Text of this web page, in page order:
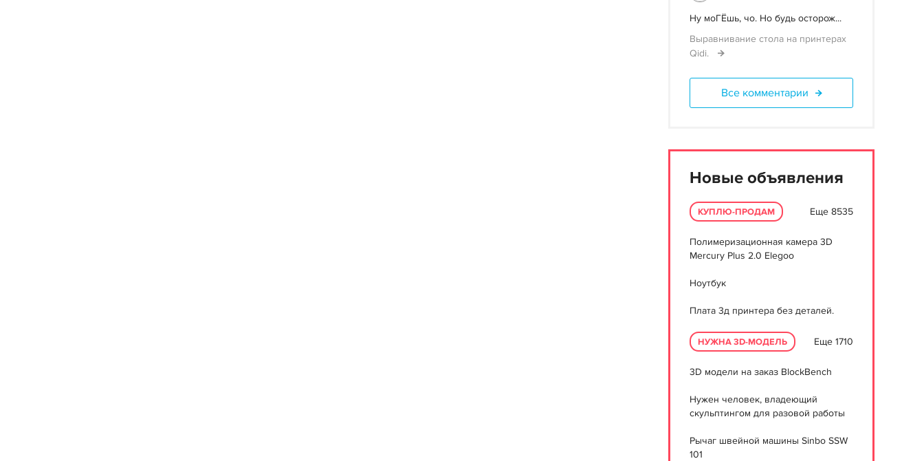
Ну моГЁшь, чо. Но будь осторож...
Выравнивание стола на принтерах
Qidi.
Все комментарии
Новые объявления
КУПЛЮ-ПРОДАМ Еще 8535
Полимеризационная камера 3D
Mercury Plus 2.0 Elegoo
Ноутбук
Плата 3д принтера без деталей.
НУЖНА 3D-МОДЕЛЬ Еще 1710
3D модели на заказ BlockBench
Нужен человек, владеющий
скульптингом для разовой работы
Рычаг швейной машины Sinbo SSW
101